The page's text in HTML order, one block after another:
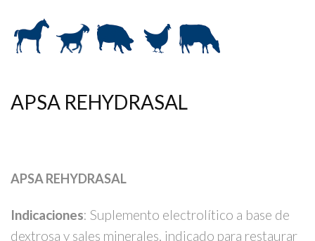
APSA REHYDRASAL
APSA REHYDRASAL
Indicaciones: Suplemento electrolítico a base de
dextrosa y sales minerales, indicado para restaurar